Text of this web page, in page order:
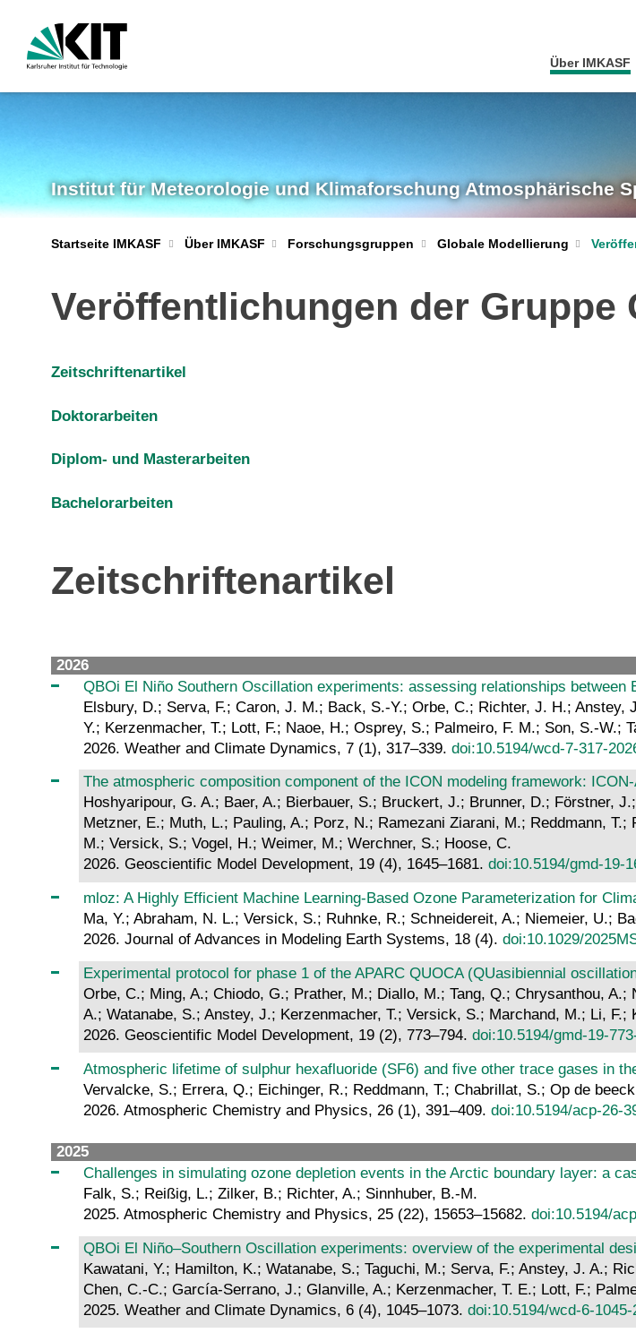
Über IMKASF
Institut für Meteorologie und KlimaforschungAtmosphärische
Startseite IMKASF Über IMKASF Forschungsgruppen Globale Modellierung
Veröffentlichungen der Gruppe
Zeitschriftenartikel
Doktorarbeiten
Diplom- und Masterarbeiten
Bachelorarbeiten
Zeitschriftenartikel
2026
QBOi El Niño Southern Oscillation experiments: assessing relationships between
Elsbury, D.; Serva, F.; Caron, J. M.; Back, S.-Y.; Orbe, C.; Richter, J. H.;
Y.; Kerzenmacher, T.; Lott, F.; Naoe, H.; Osprey, S.; Palmeiro, F. M.; Son, S.-W.;
2026. Weather and Climate Dynamics, 7 (1), 317–339. doi:10.5194/wcd-7-317-
The atmospheric composition component of the ICON modeling framework:
Hoshyaripour, G. A.; Baer, A.; Bierbauer, S.; Bruckert, J.; Brunner, D.; Förstner,
Metzner, E.; Muth, L.; Pauling, A.; Porz, N.; Ramezani Ziarani, M.; Reddmann,
M.; Versick, S.; Vogel, H.; Weimer, M.; Werchner, S.; Hoose, C.
2026. Geoscientific Model Development, 19 (4), 1645–1681. doi:10.5194/gmd-19-
mloz: A Highly Efficient Machine Learning‐Based Ozone Parameterization for
Ma, Y.; Abraham, N. L.; Versick, S.; Ruhnke, R.; Schneidereit, A.; Niemeier, U.;
2026. Journal of Advances in Modeling Earth Systems, 18 (4). doi:10.1029/
Experimental protocol for phase 1 of the APARC QUOCA (QUasibiennial
Orbe, C.; Ming, A.; Chiodo, G.; Prather, M.; Diallo, M.; Tang, Q.; Chrysanthou,
A.; Watanabe, S.; Anstey, J.; Kerzenmacher, T.; Versick, S.; Marchand, M.; Li, F.;
2026. Geoscientific Model Development, 19 (2), 773–794. doi:10.5194/gmd-19-
Atmospheric lifetime of sulphur hexafluoride (SF6) and five other trace gases in
Vervalcke, S.; Errera, Q.; Eichinger, R.; Reddmann, T.; Chabrillat, S.; Op de
2026. Atmospheric Chemistry and Physics, 26 (1), 391–409. doi:10.5194/acp-26-
2025
Challenges in simulating ozone depletion events in the Arctic boundary layer: a
Falk, S.; Reißig, L.; Zilker, B.; Richter, A.; Sinnhuber, B.-M.
2025. Atmospheric Chemistry and Physics, 25 (22), 15653–15682. doi:10.5194/
QBOi El Niño–Southern Oscillation experiments: overview of the experimental
Kawatani, Y.; Hamilton, K.; Watanabe, S.; Taguchi, M.; Serva, F.; Anstey, J. A.;
Chen, C.-C.; García-Serrano, J.; Glanville, A.; Kerzenmacher, T. E.; Lott, F.;
2025. Weather and Climate Dynamics, 6 (4), 1045–1073. doi:10.5194/wcd-6-1045-